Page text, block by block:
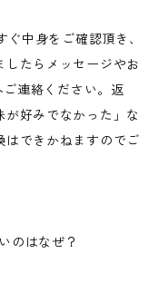
中身をご確認頂き、
たらメッセージやお
連絡ください。返
好みでなかった」な
はできかねますのでご
のはなぜ？